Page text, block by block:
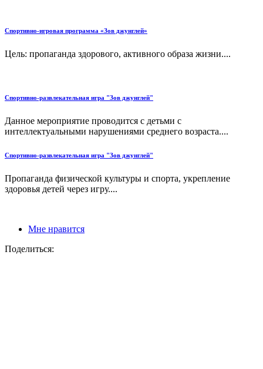
Спортивно-игровая программа «Зов джунглей»
Цель: пропаганда здорового, активного образа жизни....
Спортивно-развлекательная игра "Зов джунглей"
Данное мероприятие проводится с детьми с
интеллектуальными нарушениями среднего возраста....
Спортивно-развлекательная игра "Зов джунглей"
Пропаганда физической культуры и спорта, укрепление
здоровья детей через игру....
Мне нравится
Поделиться: